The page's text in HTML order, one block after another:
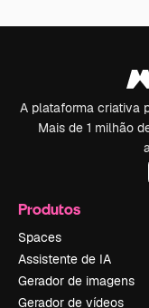
A plataforma criativa
Mais de 1 milhão
Produtos
Spaces
Assistente de IA
Gerador de imagens
Gerador de vídeos